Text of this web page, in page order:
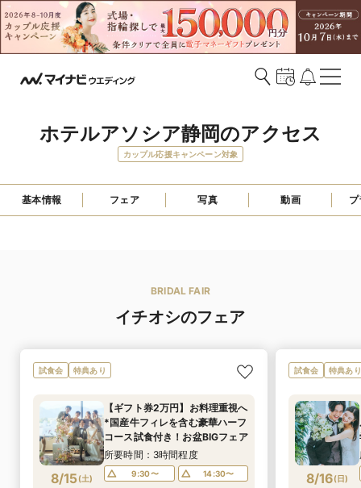
ホテルアソシア静岡のアクセス
カップル応援キャンペーン対象
基本情報 フェア 写真 動画
BRIDAL FAIR
イチオシのフェア
試食会 特典あり
8/15(土)
【ギフト券2万円】お料理重視へ
*国産牛フィレを含む豪華ハーフ
コース試食付き！お盆BIGフェア
所要時間：3時間程度
9:30〜 14:30〜
試食会 特典あり
8/16(日)